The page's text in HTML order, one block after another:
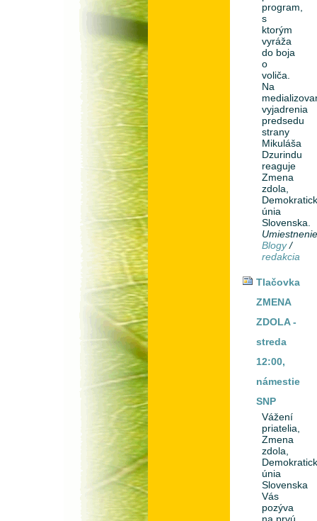
program,
s
ktorým
vyráža
do boja
o
voliča.
Na
vyjadrenia
predsedu
strany
Mikuláša
Dzurindu
reaguje
Zmena
zdola,
únia
Slovenska.
Blogy /
redakcia
Tlačovka
ZMENA
ZDOLA -
streda
12:00,
námestie
SNP
Vážení
priatelia,
Zmena
zdola,
únia
Slovenska
Vás
pozýva